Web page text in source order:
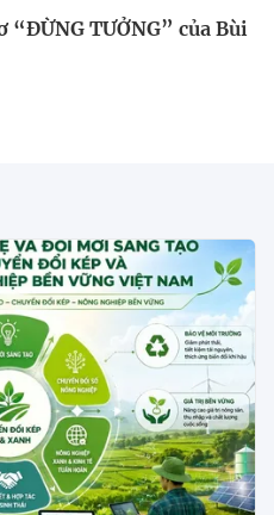
“ĐỪNG TƯỞNG” của Bùi